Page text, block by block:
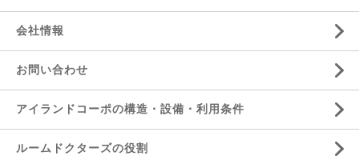
会社情報
お問い合わせ
アイランドコーポの構造・設備・利用条件
ルームドクターズの役割